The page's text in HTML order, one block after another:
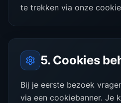
te trekken via onze
5. Cookies
Bij je eerste bezoek
via een cookiebanner. Je